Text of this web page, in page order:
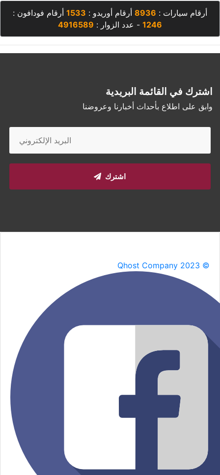
أرقام سيارات : 8936 أرقام أوريدو : 1533 أرقام فودافون :
1246 - عدد الزوار : 4916589
اشترك في القائمة البريدية
وابق على اطلاع بأحداث أخبارنا وعروضنا
اشترك
Qhost Company 2023 ©